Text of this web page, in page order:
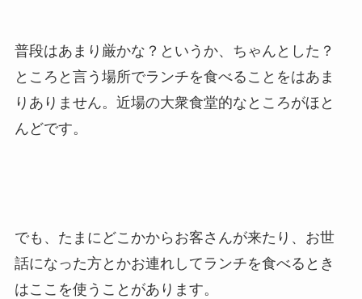
普段はあまり厳かな？というか、ちゃんとした？
ところと言う場所でランチを食べることをはあま
りありません。近場の大衆食堂的なところがほと
んどです。
でも、たまにどこかからお客さんが来たり、お世
話になった方とかお連れしてランチを食べるとき
はここを使うことがあります。